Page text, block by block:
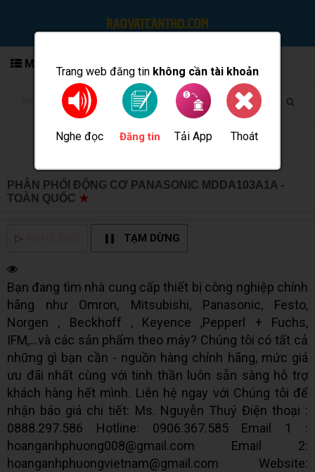
Trang web đăng tin không cần tài khoản
Nghe đọc Đăng tin Tải App Thoát
MENU
PHÂN PHỐI ĐỘNG CƠ PANASONIC MDDA103A1A -
TOÀN QUỐC ★
▷ TẠM DỪNG
Bạn đang tìm nhà cung cấp thiết bị công nghiệp chính
hãng như Omron, Mitsubishi, Panasonic, Festo,
Norgen , Beckhoff , Keyence ,Pepperl + Fuchs,
IFM,...và các sản phẩm theo máy? Chúng tôi có tất cả
những gì bạn cần - nguồn hàng chính hãng, mức giá
ưu đãi nhất cùng với tinh thần luôn sẵn sàng hỗ trợ
khách hàng hết mình. Liên hệ ngay với Chúng tôi để
nhận báo giá chi tiết: Ms. Nguyễn Thuý Điện thoại :
0888.297.586 Hotline: 0906.367.585 Email 1 :
hoanganhphuong008@gmail.com Email 2:
hoanganhphuongvietnam@gmail.com Website: